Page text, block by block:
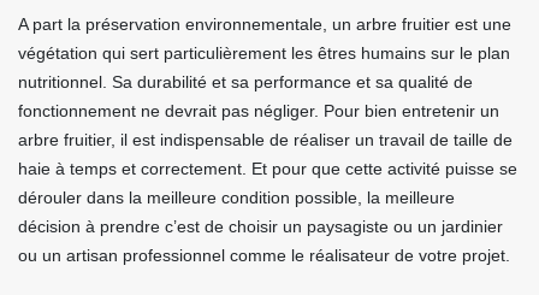
A part la préservation environnementale, un arbre fruitier est une
végétation qui sert particulièrement les êtres humains sur le plan
nutritionnel. Sa durabilité et sa performance et sa qualité de
fonctionnement ne devrait pas négliger. Pour bien entretenir un
arbre fruitier, il est indispensable de réaliser un travail de taille de
haie à temps et correctement. Et pour que cette activité puisse se
dérouler dans la meilleure condition possible, la meilleure
décision à prendre c’est de choisir un paysagiste ou un jardinier
ou un artisan professionnel comme le réalisateur de votre projet.